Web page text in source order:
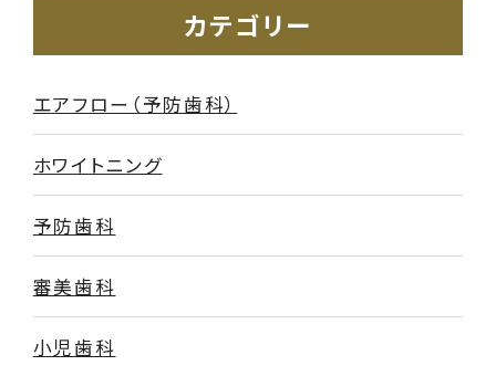
カテゴリー
エアフロー（予防歯科）
ホワイトニング
予防歯科
審美歯科
小児歯科